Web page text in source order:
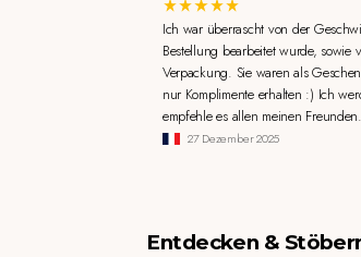
Ich war überrascht von der
Bestellung bearbeitet wurde, sowie
Verpackung. Sie waren als
nur Komplimente erhalten :) Ich
empfehle es allen meinen Freunden.
27 Dezember 2025
Entdecken &